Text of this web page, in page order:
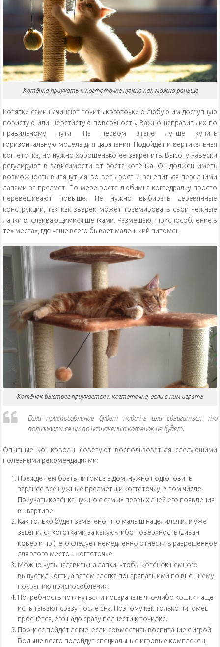
Котёнка приучать к когтоточке нужно как можно раньше
Котятки сами начинают точить коготочки о любую им доступную
пористую или шерстистую поверхность. Важно направить их по
правильному пути. На первом этапе лучше купить
горизонтальную модель для царапания. Подойдёт и вертикальная
когтеточка, но нужно хорошенько её закрепить. Высоту навески
регулируют в зависимости от роста котёнка. Он должен иметь
возможность вытянуться во весь рост и зацепиться передними
лапами за предмет. По мере роста любимца когтедралку просто
перевешивают повыше. Не нужно выбирать деревянные
конструкции, так как зверёк может травмировать свои нежные
лапки отслаивающимися щепками. Размещают приспособление в
тех местах, где чаще всего бывает маленький питомец.
Котёнок быстрее приучается к когтеточке, если с ним играть
Если приспособление будет падать или сдвигаться, то
пользоваться им по назначению котёнок не будет.
Опытные кошководы советуют воспользоваться следующими
полезными рекомендациями:
Прежде чем брать питомца в дом, нужно подготовить
заранее все нужные предметы и когтеточку, в том числе.
Приучать котёнка нужно с самых первых дней его появления
в квартире.
Как только будет замечено, что малыш нацелился или уже
зацепился коготками за какую-либо поверхность (диван,
ковёр и пр.), его следует немедленно отнести в разрешённое
для этого место к когтеточке.
Можно чуть надавить на лапки, чтобы котёнок немного
выпустил когти, а затем слегка поцарапать ими по внешнему
покрытию приспособления.
Потребность потянуться и поцарапать что-либо кошки чаще
испытывают сразу после сна. Поэтому как только питомец
проснётся, его надо сразу поднести к точилке.
Процесс пойдёт легче, если совместить воспитание с игрой.
Больше всего подойдут специальные игровые комплексы,